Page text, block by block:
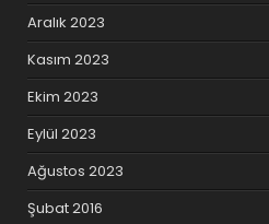
Aralık 2023
Kasım 2023
Ekim 2023
Eylül 2023
Ağustos 2023
Şubat 2016